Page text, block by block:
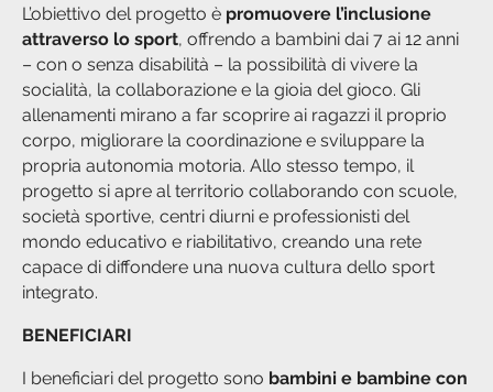
L’obiettivo del progetto è promuovere l’inclusione
attraverso lo sport, offrendo a bambini dai 7 ai 12 anni
– con o senza disabilità – la possibilità di vivere la
socialità, la collaborazione e la gioia del gioco. Gli
allenamenti mirano a far scoprire ai ragazzi il proprio
corpo, migliorare la coordinazione e sviluppare la
propria autonomia motoria. Allo stesso tempo, il
progetto si apre al territorio collaborando con scuole,
società sportive, centri diurni e professionisti del
mondo educativo e riabilitativo, creando una rete
capace di diffondere una nuova cultura dello sport
integrato.
BENEFICIARI
I beneficiari del progetto sono bambini e bambine con